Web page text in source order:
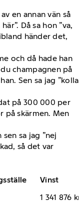
en annan vän så
Då sa hon ”va,
händer det,
och då hade han
champagnen på
Sen sa jag ”kolla
på 300 000 per
på skärmen. Men
sa jag ”nej
så det var
Vinst
1 341 876